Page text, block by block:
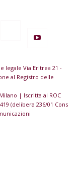
legale Via Eritrea 21 -
al Registro delle
| Iscritta al ROC
(delibera 236/01 Cons